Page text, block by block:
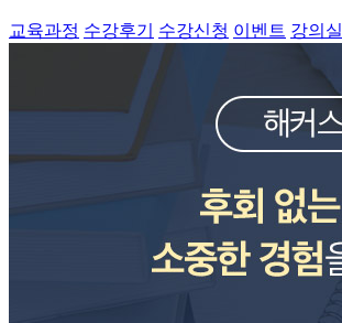
교육과정 수강후기 수강신청 이벤트 강의실